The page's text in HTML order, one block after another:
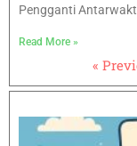
Pengganti
Read More »
«